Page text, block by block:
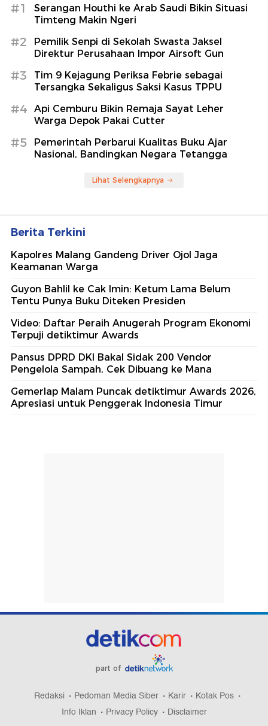
#1
Serangan Houthi ke Arab Saudi Bikin Situasi
Timteng Makin Ngeri
#2
Pemilik Senpi di Sekolah Swasta Jaksel
Direktur Perusahaan Impor Airsoft Gun
#3
Tim 9 Kejagung Periksa Febrie sebagai
Tersangka Sekaligus Saksi Kasus TPPU
#4
Api Cemburu Bikin Remaja Sayat Leher
Warga Depok Pakai Cutter
#5
Pemerintah Perbarui Kualitas Buku Ajar
Nasional, Bandingkan Negara Tetangga
Lihat Selengkapnya
Berita Terkini
Kapolres Malang Gandeng Driver Ojol Jaga
Keamanan Warga
Guyon Bahlil ke Cak Imin: Ketum Lama Belum
Tentu Punya Buku Diteken Presiden
Video: Daftar Peraih Anugerah Program Ekonomi
Terpuji detiktimur Awards
Pansus DPRD DKI Bakal Sidak 200 Vendor
Pengelola Sampah, Cek Dibuang ke Mana
Gemerlap Malam Puncak detiktimur Awards 2026,
Apresiasi untuk Penggerak Indonesia Timur
part of
Redaksi Pedoman Media Siber Karir
Kotak Pos
Info Iklan
Privacy Policy Disclaimer